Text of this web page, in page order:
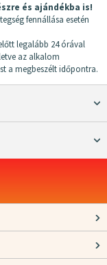
és ajándékba is!
fennállása esetén
legalább 24 órával
az alkalom
a megbeszélt időpontra.